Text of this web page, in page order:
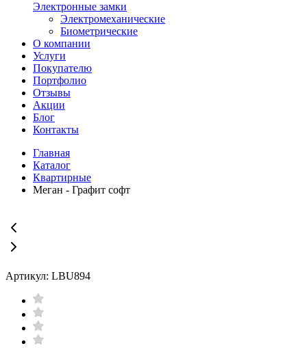
Электронные замки
Электромеханические
Биометрические
О компании
Услуги
Покупателю
Портфолио
Отзывы
Акции
Блог
Контакты
Главная
Каталог
Квартирные
Меган - Графит софт
Артикул: LBU894